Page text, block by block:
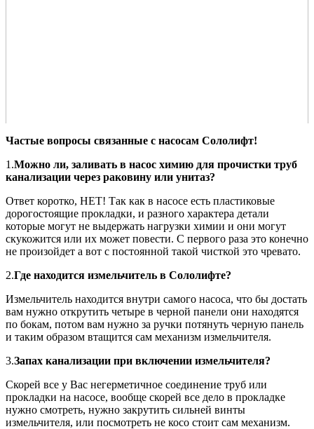
Частые вопросы связанные с насосам Сололифт!
1.Можно ли, заливать в насос химию для прочистки труб
канализации через раковину или унитаз?
Ответ коротко, НЕТ! Так как в насосе есть пластиковые
дорогостоящие прокладки, и разного характера детали
которые могут не выдержать нагрузки химии и они могут
скукожится или их может повести. С первого раза это конечно
не произойдет а вот с постоянной такой чисткой это чревато.
2.Где находится измельчитель в Сололифте?
Измельчитель находится внутри самого насоса, что бы достать
вам нужно открутить четыре в черной панели они находятся
по бокам, потом вам нужно за ручки потянуть черную панель
и таким образом втащится сам механизм измельчителя.
3.Запах канализации при включении измельчителя?
Скорей все у Вас негерметичное соединение труб или
прокладки на насосе, вообще скорей все дело в прокладке
нужно смотреть, нужно закрутить сильней винты
измельчителя, или посмотреть не косо стоит сам механизм.